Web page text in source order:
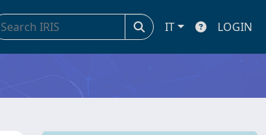
IT LOGIN